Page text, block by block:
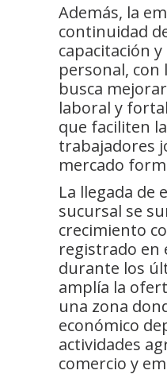
Además, la
continuidad
capacitación
personal, con
busca
laboral y
que faciliten
trabajadores
mercado
La llegada de
sucursal se
crecimiento
registrado en
durante los
amplía la
una zona
económico
actividades
comercio y